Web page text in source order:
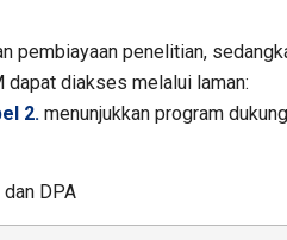
pembiayaan penelitian,
diakses melalui laman:
2. menunjukkan program
DPA